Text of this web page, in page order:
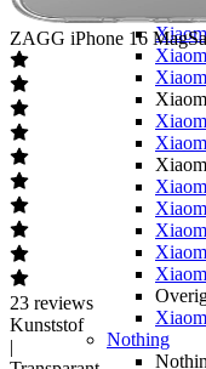
Nothing
ZAGG iPhone 16
23 reviews
Kunststof
|